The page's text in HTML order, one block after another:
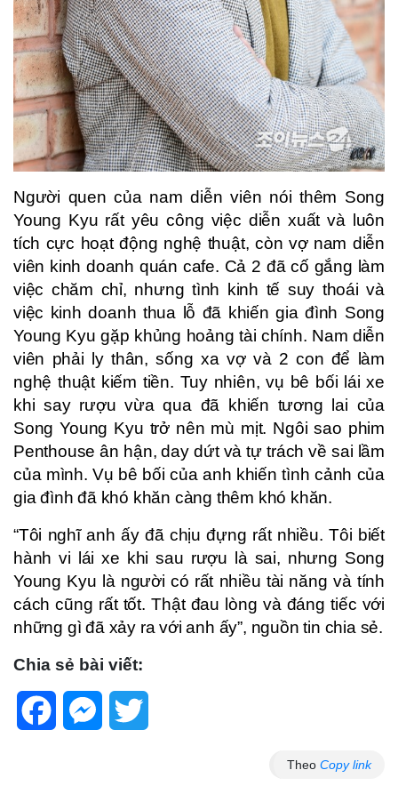
Người quen của nam diễn viên nói thêm Song
Young Kyu rất yêu công việc diễn xuất và luôn
tích cực hoạt động nghệ thuật, còn vợ nam diễn
viên kinh doanh quán cafe. Cả 2 đã cố gắng làm
việc chăm chỉ, nhưng tình kinh tế suy thoái và
việc kinh doanh thua lỗ đã khiến gia đình Song
Young Kyu gặp khủng hoảng tài chính. Nam diễn
viên phải ly thân, sống xa vợ và 2 con để làm
nghệ thuật kiếm tiền. Tuy nhiên, vụ bê bối lái xe
khi say rượu vừa qua đã khiến tương lai của
Song Young Kyu trở nên mù mịt. Ngôi sao phim
Penthouse ân hận, day dứt và tự trách về sai lầm
của mình. Vụ bê bối của anh khiến tình cảnh của
gia đình đã khó khăn càng thêm khó khăn.
“Tôi nghĩ anh ấy đã chịu đựng rất nhiều. Tôi biết
hành vi lái xe khi sau rượu là sai, nhưng Song
Young Kyu là người có rất nhiều tài năng và tính
cách cũng rất tốt. Thật đau lòng và đáng tiếc với
những gì đã xảy ra với anh ấy”, nguồn tin chia sẻ.
Chia sẻ bài viết:
FacebookMessenger
Theo Copy link